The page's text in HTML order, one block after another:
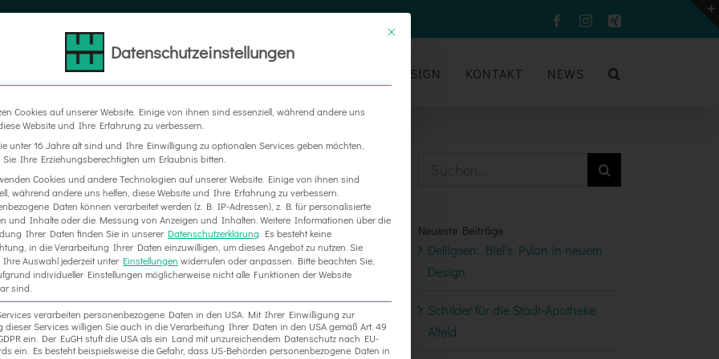
FacebookInstagram
Xing
MESSEBAU DESIGN KONTAKT NEWS
Neueste Beiträge
Delligsen: Biel’s Pylon in neuem
Design
Schilder für die Stadt-Apotheke
Alfeld
Datenschutzeinstellungen
Cookies auf unserer Website. Einige von ihnen sind essenziell, während andere uns
Website und Ihre Erfahrung zu verbessern.
unter 16 Jahre alt sind und Ihre Einwilligung zu optionalen Services geben möchten,
Sie Ihre Erziehungsberechtigten um Erlaubnis bitten.
Cookies und andere Technologien auf unserer Website. Einige von ihnen sind
während andere uns helfen, diese Website und Ihre Erfahrung zu verbessern.
Daten können verarbeitet werden (z. B. IP-Adressen), z. B. für personalisierte
und Inhalte oder die Messung von Anzeigen und Inhalten. Weitere Informationen über die
Ihrer Daten finden Sie in unserer Datenschutzerklärung Es besteht keine
in die Verarbeitung Ihrer Daten einzuwilligen, um dieses Angebot zu nutzen. Sie
Auswahl jederzeit unter Einstellungen widerrufen oder anpassen. Bitte beachten Sie,
individueller Einstellungen möglicherweise nicht alle Funktionen der Website
sind.
verarbeiten personenbezogene Daten in den USA. Mit Ihrer Einwilligung zur
dieser Services willigen Sie auch in die Verarbeitung Ihrer Daten in den USA gemäß Art. 49
ein. Der EuGH stuft die USA als ein Land mit unzureichendem Datenschutz nach EU-
ein. Es besteht beispielsweise die Gefahr, dass US-Behörden personenbezogene Daten in